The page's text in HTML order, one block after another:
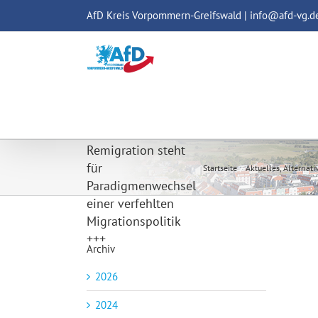
springen
AfD Kreis Vorpommern-Greifswald | info@afd-
Remigration steht
für
Paradigmenwechsel
einer verfehlten
Migrationspolitik
+++
Startseite Aktuelles
Archiv
2026
2024